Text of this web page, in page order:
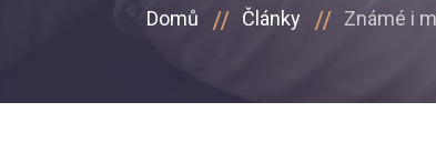
Domů Články Známé i